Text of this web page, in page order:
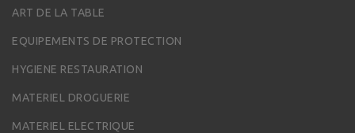
ART DE LA TABLE
EQUIPEMENTS DE PROTECTION
HYGIENE RESTAURATION
MATERIEL DROGUERIE
MATERIEL ELECTRIQUE